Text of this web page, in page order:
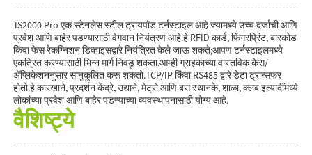
TS2000 Pro एक स्टेनलेस स्टील ट्रायपॉड टर्नस्टाइल आहे ज्यामध्ये उच्च दर्जाची आणि
प्रवेश आणि बाहेर पडण्यासाठी वेगवान नियंत्रण आहे.हे RFID कार्ड, फिंगरप्रिंट, बारकोड
किंवा फेस रेकग्निशन डिव्हाइसद्वारे नियंत्रित केले जाऊ शकते;आपण टर्नस्टाइलमध्ये
एकत्रित करण्यासाठी भिन्न मार्ग निवडू शकता.आम्ही ग्राहकाच्या वास्तविक केस/
ॲप्लिकेशननुसार सानुकूलित करू शकतो.TCP/IP किंवा RS485 द्वारे डेटा ट्रान्सफर
होतो.हे कारखाने, प्रदर्शन केंद्रे, उद्याने, मेट्रो आणि बस स्थानके, शाळा, क्लब इत्यादींमध्ये
लोकांच्या प्रवेश आणि बाहेर पडण्याच्या व्यवस्थापनासाठी योग्य आहे.
वैशिष्ट्ये